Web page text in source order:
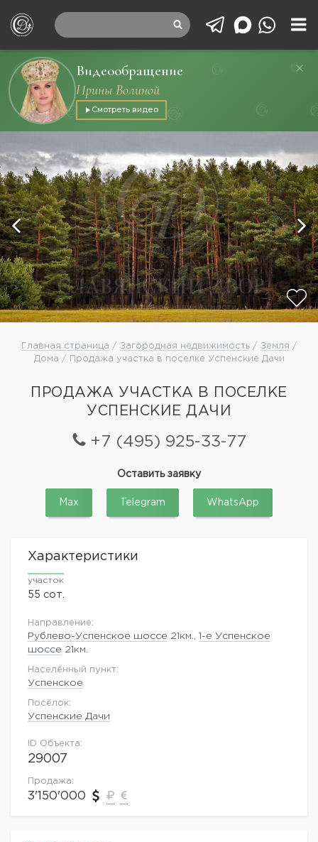
Видеообращение
Ирины Волиной
Смотреть видео
Главная страница / Загородная недвижимость/ Земля /
Дома / Продажа участка в поселке Успенские Дачи
ПРОДАЖА УЧАСТКА В ПОСЕЛКЕ
УСПЕНСКИЕ ДАЧИ
+7 (495) 925-33-77
Оставить заявку
Max Telegram WhatsApp
Характеристики
участок
55 сот.
Направление:
Рублево-Успенское шоссе 21км., 1-е Успенское
шоссе 21км.
Населённый пункт:
Успенское
Посёлок:
Успенские Дачи
ID Объекта:
29007
Продажа:
3'150'000